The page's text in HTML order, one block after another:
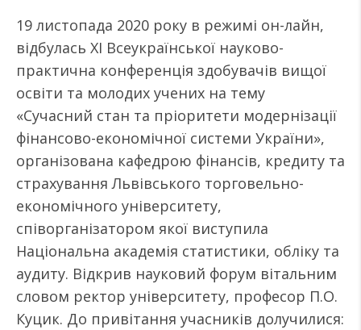
19 листопада 2020 року в режимі он-лайн,
відбулась ХІ Всеукраїнської науково-
практична конференція здобувачів вищої
освіти та молодих учених на тему
«Сучасний стан та пріоритети модернізації
фінансово-економічної системи України»,
організована кафедрою фінансів, кредиту та
страхування Львівського торговельно-
економічного університету,
співорганізатором якої виступила
Національна академія статистики, обліку та
аудиту. Відкрив науковий форум вітальним
словом ректор університету, професор П.О.
Куцик. До привітання учасників долучилися: